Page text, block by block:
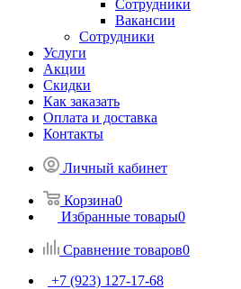
Сотрудники
Вакансии
Сотрудники
Услуги
Акции
Скидки
Как заказать
Оплата и доставка
Контакты
Личный кабинет
Корзина0
Избранные товары0
Сравнение товаров0
+7 (923) 127-17-68